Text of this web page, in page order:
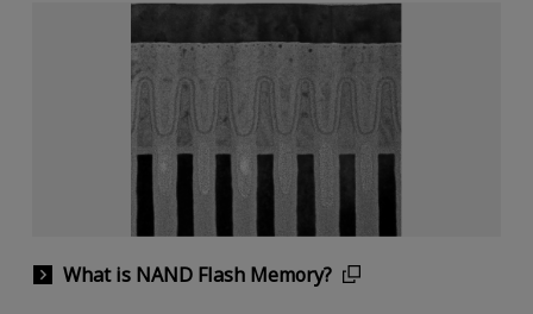
What is NAND Flash Memory?